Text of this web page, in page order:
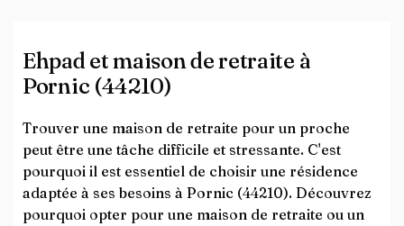
Ehpad et maison de retraite à
Pornic (44210)
Trouver une maison de retraite pour un proche
peut être une tâche difficile et stressante. C'est
pourquoi il est essentiel de choisir une résidence
adaptée à ses besoins à Pornic (44210). Découvrez
pourquoi opter pour une maison de retraite ou un